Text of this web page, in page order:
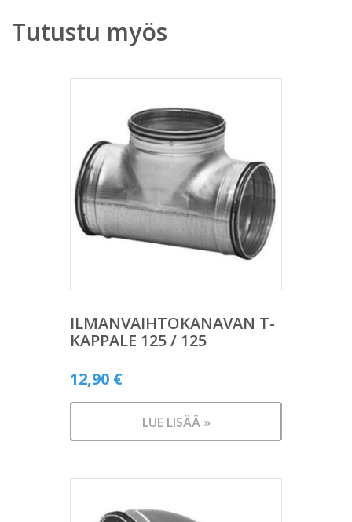
Tutustu myös
ILMANVAIHTOKANAVAN T-
KAPPALE 125 / 125
12,90 €
LUE LISÄÄ »